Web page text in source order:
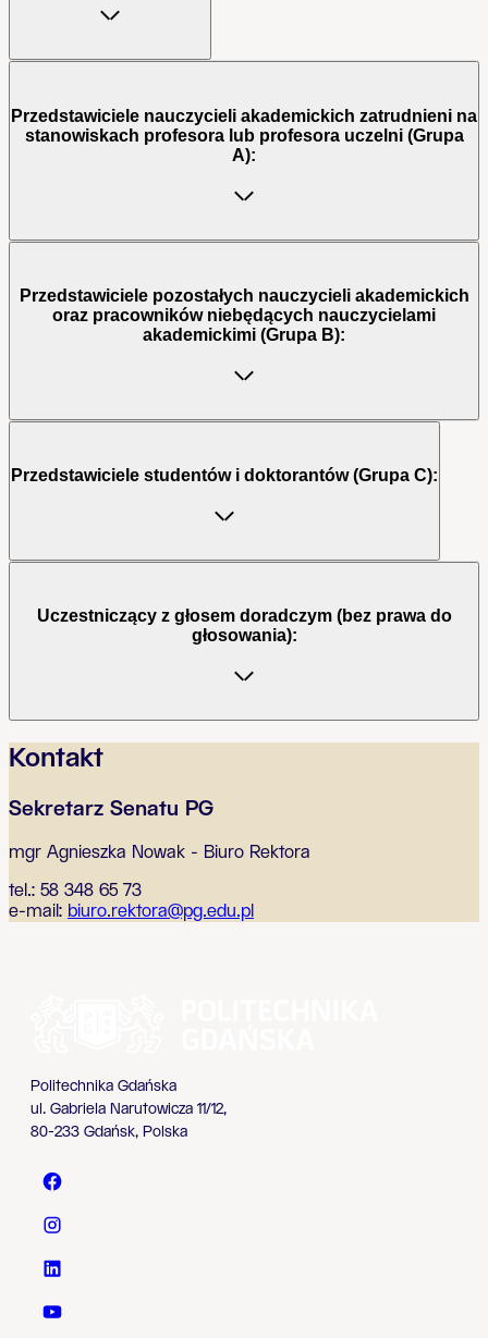
Przedstawiciele nauczycieli akademickich zatrudnieni na
stanowiskach profesora lub profesora uczelni (Grupa
A):
Przedstawiciele pozostałych nauczycieli akademickich
oraz pracowników niebędących nauczycielami
akademickimi (Grupa B):
Przedstawiciele studentów i doktorantów (Grupa C):
Uczestniczący z głosem doradczym (bez prawa do
głosowania):
Kontakt
Sekretarz Senatu PG
mgr Agnieszka Nowak - Biuro Rektora
tel.: 58 348 65 73
e-mail: biuro.rektora@pg.edu.pl
Politechnika Gdańska
ul. Gabriela Narutowicza 11/12,
80-233 Gdańsk, Polska
Politechnika Gdańska - Facebook
Politechnika Gdańska - Instagram
Politechnika Gdańska - LinkedIn
Politechnika Gdańska - YouTube